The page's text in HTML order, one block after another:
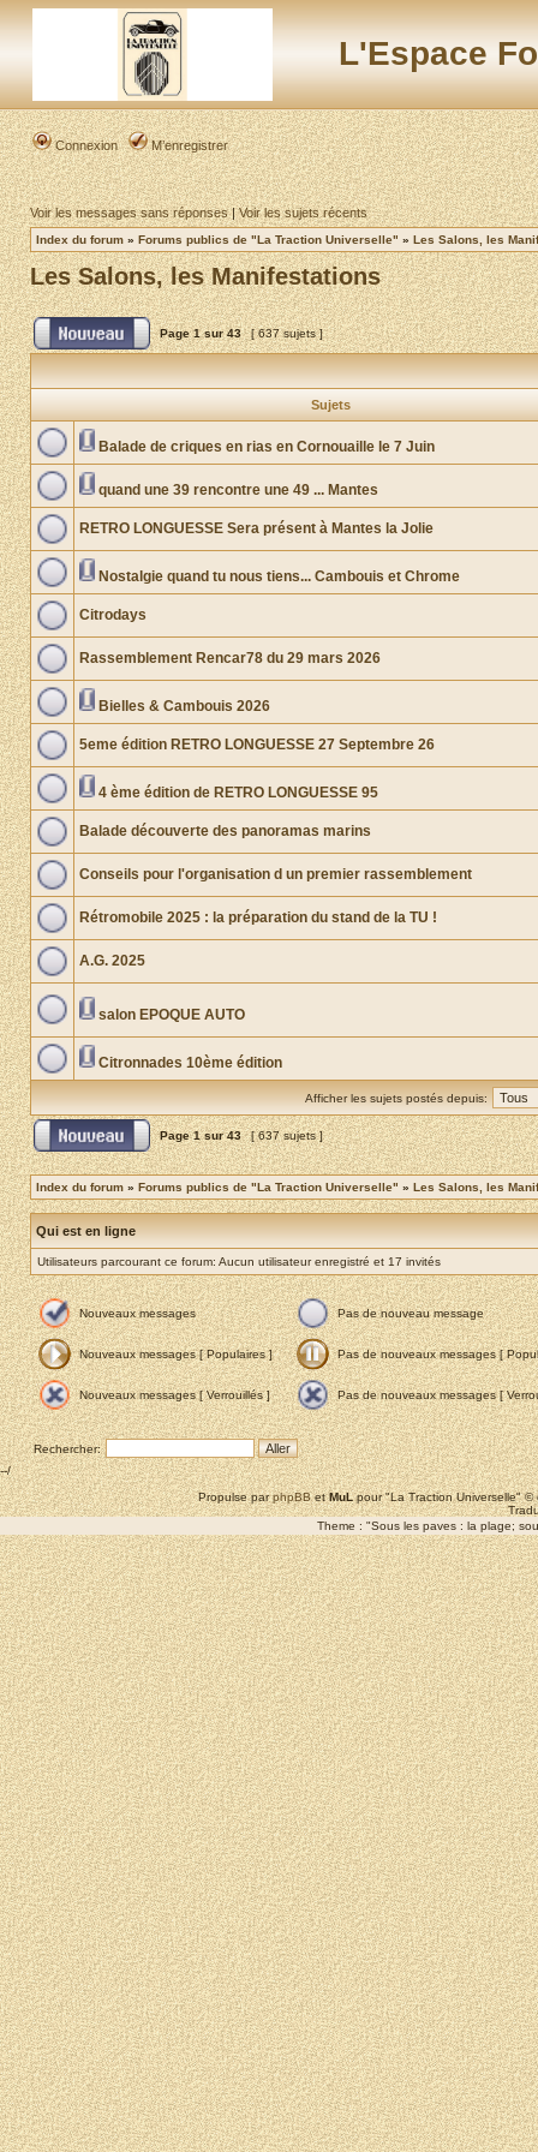
L'Espace
Connexion M’enregistrer
Voir les messages sans réponses|Voir les sujets récents
Index du forum » Forums publics de "La Traction Universelle" » Les Salons, les
Les Salons, les Manifestations
Page1sur43 [ 637 sujets ]
Sujets
Balade de criques en rias en Cornouaille le 7 Juin
quand une 39 rencontre une 49 ... Mantes
RETRO LONGUESSE Sera présent à Mantes la Jolie
Nostalgie quand tu nous tiens... Cambouis et Chrome
Citrodays
Rassemblement Rencar78 du 29 mars 2026
Bielles & Cambouis 2026
5eme édition RETRO LONGUESSE 27 Septembre 26
4 ème édition de RETRO LONGUESSE 95
Balade découverte des panoramas marins
Conseils pour l'organisation d un premier rassemblement
Rétromobile 2025 : la préparation du stand de la TU !
A.G. 2025
salon EPOQUE AUTO
Citronnades 10ème édition
Afficher les sujets postés depuis:
Page1sur43 [ 637 sujets ]
Index du forum » Forums publics de "La Traction Universelle" » Les Salons, les
Qui est en ligne
Utilisateurs parcourant ce forum: Aucun utilisateur enregistré et 17 invités
Nouveaux messages Pas de nouveau message
Nouveaux messages [ Populaires ] Pas de nouveaux messages [
Nouveaux messages [ Verrouillés ] Pas de nouveaux messages [
Rechercher:
--/
Propulse parphpBBetMuLpour "La Traction Universelle"
Theme : "Sous les paves : la plage;